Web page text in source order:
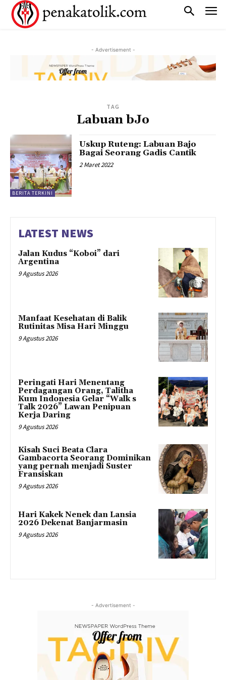
- Advertisement -
TAG
Labuan bJo
BERITA TERKINI
Uskup Ruteng: Labuan Bajo
Bagai Seorang Gadis Cantik
2 Maret 2022
LATEST NEWS
Jalan Kudus “Koboi” dari
Argentina
9 Agustus 2026
Manfaat Kesehatan di Balik
Rutinitas Misa Hari Minggu
9 Agustus 2026
Peringati Hari Menentang
Perdagangan Orang, Talitha
Kum Indonesia Gelar “Walk s
Talk 2026” Lawan Penipuan
Kerja Daring
9 Agustus 2026
Kisah Suci Beata Clara
Gambacorta Seorang Dominikan
yang pernah menjadi Suster
Fransiskan
9 Agustus 2026
Hari Kakek Nenek dan Lansia
2026 Dekenat Banjarmasin
9 Agustus 2026
- Advertisement -